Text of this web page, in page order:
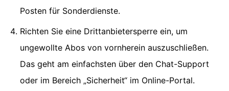
Posten für Sonderdienste.
Richten Sie eine Drittanbietersperre ein, um
ungewollte Abos von vornherein auszuschließen.
Das geht am einfachsten über den Chat-Support
oder im Bereich „Sicherheit“ im Online-Portal.